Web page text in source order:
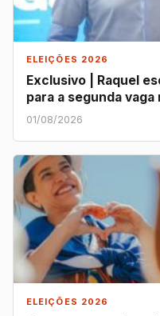
ELEIÇÕES 2026
Exclusivo | Raquel
para a segunda vaga
01/08/2026
ELEIÇÕES 2026